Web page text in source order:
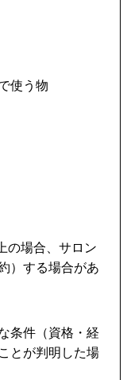
使う物
の場合、サロン
）する場合があ
条件（資格・経
とが判明した場